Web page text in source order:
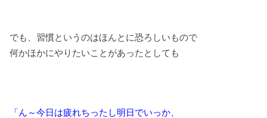
でも、習慣というのはほんとに恐ろしいもので
何かほかにやりたいことがあったとしても
「ん～今日は疲れちったし明日でいっか、